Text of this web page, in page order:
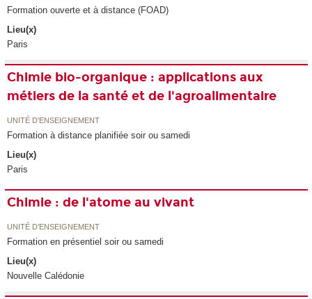
Formation ouverte et à distance (FOAD)
Lieu(x)
Paris
Chimie bio-organique : applications aux
métiers de la santé et de l'agroalimentaire
UNITÉ D’ENSEIGNEMENT
Formation à distance planifiée soir ou samedi
Lieu(x)
Paris
Chimie : de l'atome au vivant
UNITÉ D’ENSEIGNEMENT
Formation en présentiel soir ou samedi
Lieu(x)
Nouvelle Calédonie